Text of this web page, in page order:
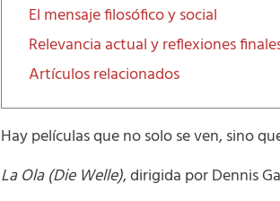
El mensaje filosófico y social
Relevancia actual y reflexiones
Artículos relacionados
Hay películas que no solo se ven, sino
La Ola (Die Welle), dirigida por Dennis